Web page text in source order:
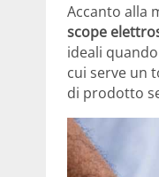
Accanto alla
scope
ideali
cui serve un
di prodotto